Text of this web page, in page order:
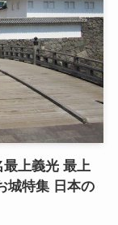
上義光 最上
城特集 日本の